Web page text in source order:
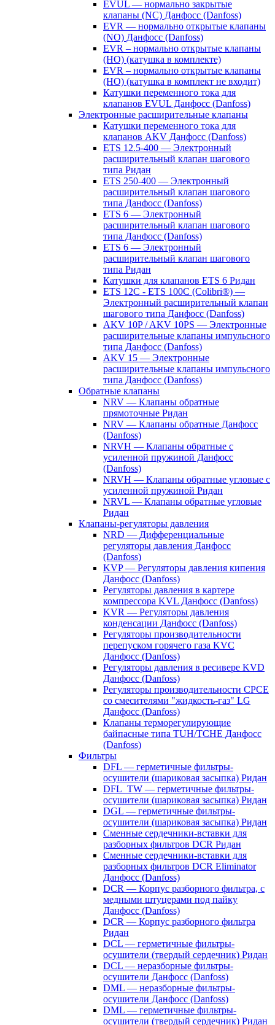
EVUL — нормально закрытые
клапаны (NC) Данфосс (Danfoss)
EVR — нормально открытые клапаны
(NO) Данфосс (Danfoss)
EVR – нормально открытые клапаны
(НО) (катушка в комплекте)
EVR – нормально открытые клапаны
(НО) (катушка в комплект не входит)
Катушки переменного тока для
клапанов EVUL Данфосс (Danfoss)
Электронные расширительные клапаны
Катушки переменного тока для
клапанов AKV Данфосс (Danfoss)
ETS 12.5-400 — Электронный
расширительный клапан шагового
типа Ридан
ETS 250-400 — Электронный
расширительный клапан шагового
типа Данфосс (Danfoss)
ETS 6 — Электронный
расширительный клапан шагового
типа Данфосс (Danfoss)
ETS 6 — Электронный
расширительный клапан шагового
типа Ридан
Катушки для клапанов ETS 6 Ридан
ETS 12C - ETS 100C (Colibri®) —
Электронный расширительный клапан
шагового типа Данфосс (Danfoss)
AKV 10P / AKV 10PS — Электронные
расширительные клапаны импульсного
типа Данфосс (Danfoss)
AKV 15 — Электронные
расширительные клапаны импульсного
типа Данфосс (Danfoss)
Обратные клапаны
NRV — Клапаны обратные
прямоточные Ридан
NRV — Клапаны обратные Данфосс
(Danfoss)
NRVH — Клапаны обратные с
усиленной пружиной Данфосс
(Danfoss)
NRVH — Клапаны обратные угловые с
усиленной пружиной Ридан
NRVL — Клапаны обратные угловые
Ридан
Клапаны-регуляторы давления
NRD — Дифференциальные
регуляторы давления Данфосс
(Danfoss)
KVP — Регуляторы давления кипения
Данфосс (Danfoss)
Регуляторы давления в картере
компрессора KVL Данфосс (Danfoss)
KVR — Регуляторы давления
конденсации Данфосс (Danfoss)
Регуляторы производительности
перепуском горячего газа KVC
Данфосс (Danfoss)
Регуляторы давления в ресивере KVD
Данфосс (Danfoss)
Регуляторы производительности CPCE
со смесителями "жидкость-газ" LG
Данфосс (Danfoss)
Клапаны терморегулирующие
байпасные типа TUH/TCHE Данфосс
(Danfoss)
Фильтры
DFL — герметичные фильтры-
осушители (шариковая засыпка) Ридан
DFL_TW — герметичные фильтры-
осушители (шариковая засыпка) Ридан
DGL — герметичные фильтры-
осушители (шариковая засыпка) Ридан
Сменные сердечники-вставки для
разборных фильтров DCR Ридан
Сменные сердечники-вставки для
разборных фильтров DCR Eliminator
Данфосс (Danfoss)
DCR — Корпус разборного фильтра, с
медными штуцерами под пайку
Данфосс (Danfoss)
DCR — Корпус разборного фильтра
Ридан
DCL — герметичные фильтры-
осушители (твердый сердечник) Ридан
DCL — неразборные фильтры-
осушители Данфосс (Danfoss)
DML — неразборные фильтры-
осушители Данфосс (Danfoss)
DML — герметичные фильтры-
осушители (твердый сердечник) Ридан